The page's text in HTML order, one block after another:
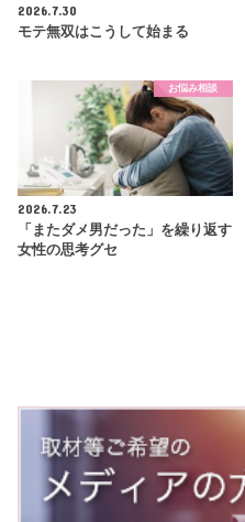
2026.7.30
モテ無双はこうして始まる
お悩み相談
2026.7.23
「またダメ男だった」を繰り返す
女性の思考グセ